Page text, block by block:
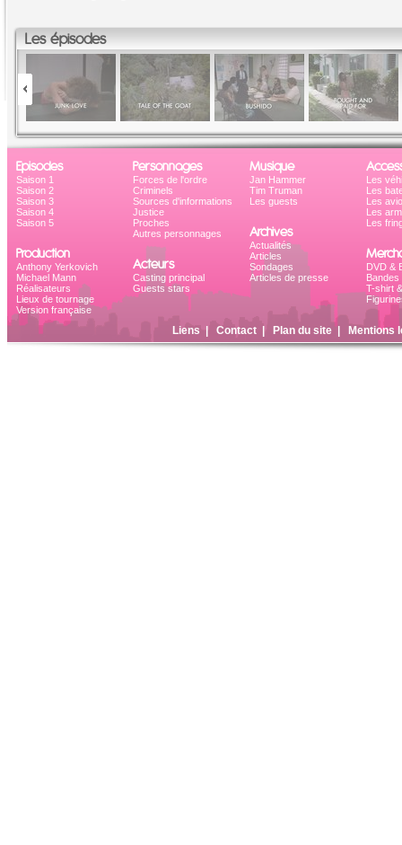
Les épisodes
Episodes
Saison 1
Saison 2
Saison 3
Saison 4
Saison 5
Production
Anthony Yerkovich
Michael Mann
Réalisateurs
Lieux de tournage
Version française
Personnages
Forces de l'ordre
Criminels
Sources d'informations
Justice
Proches
Autres personnages
Acteurs
Casting principal
Guests stars
Musique
Jan Hammer
Tim Truman
Les guests
Archives
Actualités
Articles
Sondages
Articles de presse
Les
Les
Les
Les
Les
DVD &
Bandes
T-shirt
Liens Contact| Plan du site| Mentions